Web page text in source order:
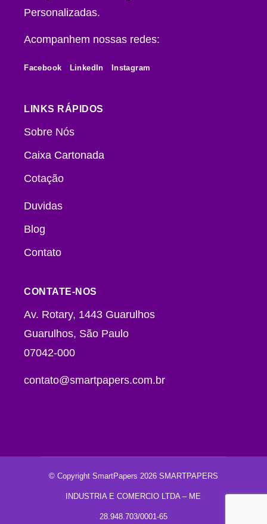
Personalizadas.
Acompanhem nossas redes:
Facebook LinkedIn Instagram
LINKS RÁPIDOS
Sobre Nós
Caixa Cartonada
Cotação
Duvidas
Blog
Contato
CONTATE-NOS
Av. Rotary, 1443 Guarulhos
Guarulhos, São Paulo
07042-000
contato@smartpapers.com.br
© Copyright SmartPapers 2026 SMARTPAPERS
INDUSTRIA E COMERCIO LTDA – ME
28.948.703/0001-65